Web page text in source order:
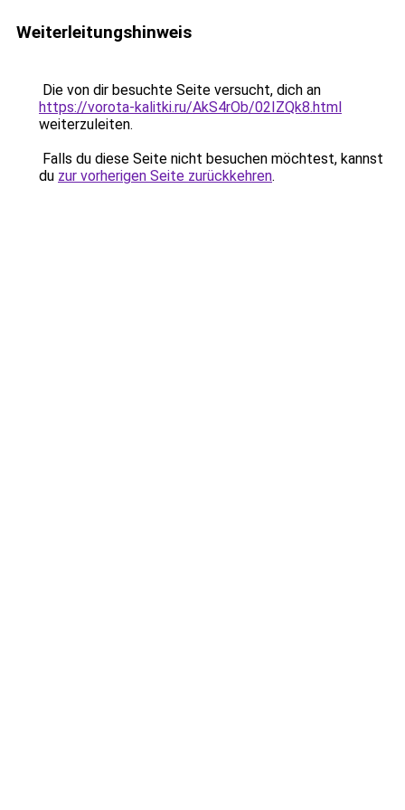
Weiterleitungshinweis
Die von dir besuchte Seite versucht, dich an
https://vorota-kalitki.ru/AkS4rOb/02IZQk8.html
weiterzuleiten.
Falls du diese Seite nicht besuchen möchtest, kannst
du zur vorherigen Seite zurückkehren.